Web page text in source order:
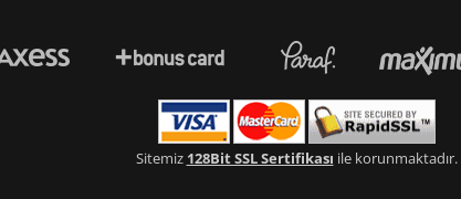
Sitemiz 128Bit SSL Sertifikası ile korunmaktadır.